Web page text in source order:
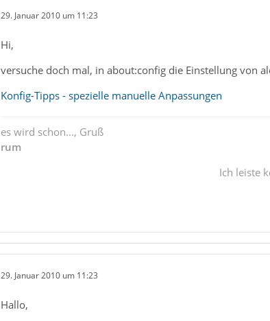
29. Januar 2010 um 11:23
Hi,
versuche doch mal, in about:config die Einstellung von
Konfig-Tipps - spezielle manuelle Anpassungen
es wird schon..., Gruß
rum
Ich leiste
29. Januar 2010 um 11:23
Hallo,